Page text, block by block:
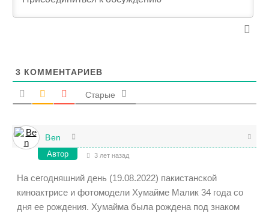
3 КОММЕНТАРИЕВ
Старые
Ben
Автор 3 лет назад
На сегодняшний день (19.08.2022) пакистанской
киноактрисе и фотомодели Хумайме Малик 34 года со
дня ее рождения. Хумайма была рождена под знаком